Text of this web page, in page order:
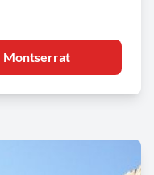
Montserrat